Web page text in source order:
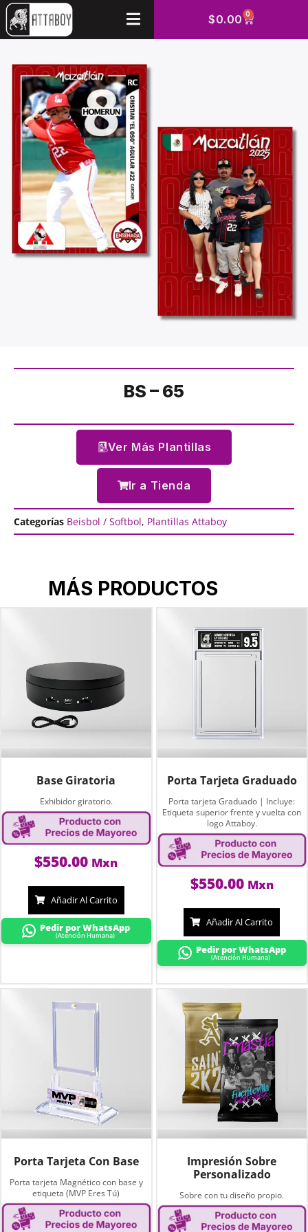
$0.00 0
BS – 65
Ver Más Plantillas
Ir a Tienda
Categorías Beisbol / Softbol, Plantillas Attaboy
MÁS PRODUCTOS
Base Giratoria
Exhibidor giratorio.
$550.00 Mxn
Añadir Al Carrito
Pedir por WhatsApp
(Atención Humana)
Porta Tarjeta Graduado
Porta tarjeta Graduado | Incluye:
Etiqueta superior frente y vuelta con
logo Attaboy.
$550.00 Mxn
Añadir Al Carrito
Pedir por WhatsApp
(Atención Humana)
Porta Tarjeta Con Base
Porta tarjeta Magnético con base y
etiqueta (MVP Eres Tú)
Impresión Sobre
Personalizado
Sobre con tu diseño propio.